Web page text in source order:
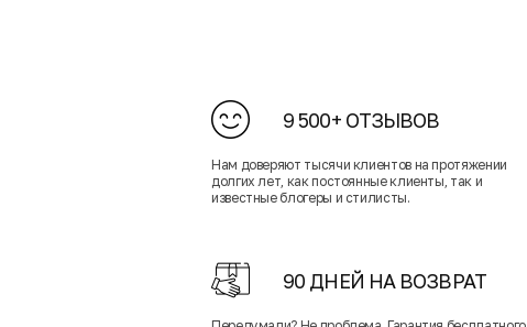
9 500+ ОТЗЫВОВ
Нам доверяют тысячи клиентов на протяжении
долгих лет, как постоянные клиенты, так и
известные блогеры и стилисты.
90 ДНЕЙ НА ВОЗВРАТ